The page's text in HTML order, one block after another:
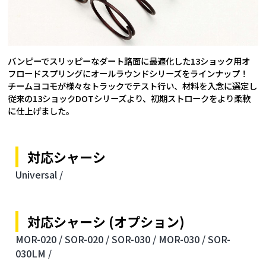
バンピーでスリッピーなダート路面に最適化した13ショック用オ
フロードスプリングにオールラウンドシリーズをラインナップ！
チームヨコモが様々なトラックでテスト行い、材料を入念に選定し
従来の13ショックDOTシリーズより、初期ストロークをより柔軟
に仕上げました。
対応シャーシ
Universal /
対応シャーシ (オプション)
MOR-020 /SOR-020 /SOR-030 / MOR-030 /SOR-
030LM /